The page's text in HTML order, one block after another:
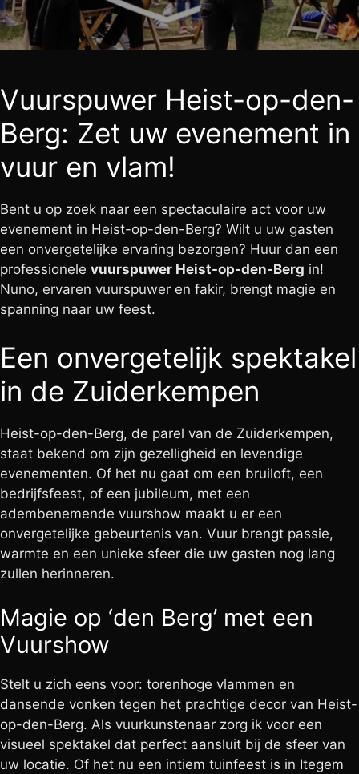
Vuurspuwer Heist-op-den-
Berg: Zet uw evenement in
vuur en vlam!
Bent u op zoek naar een spectaculaire act voor uw
evenement in Heist-op-den-Berg? Wilt u uw gasten
een onvergetelijke ervaring bezorgen? Huur dan een
professionele vuurspuwer Heist-op-den-Berg in!
Nuno, ervaren vuurspuwer en fakir, brengt magie en
spanning naar uw feest.
Een onvergetelijk spektakel
in de Zuiderkempen
Heist-op-den-Berg, de parel van de Zuiderkempen,
staat bekend om zijn gezelligheid en levendige
evenementen. Of het nu gaat om een bruiloft, een
bedrijfsfeest, of een jubileum, met een
adembenemende vuurshow maakt u er een
onvergetelijke gebeurtenis van. Vuur brengt passie,
warmte en een unieke sfeer die uw gasten nog lang
zullen herinneren.
Magie op ‘den Berg’ met een
Vuurshow
Stelt u zich eens voor: torenhoge vlammen en
dansende vonken tegen het prachtige decor van Heist-
op-den-Berg. Als vuurkunstenaar zorg ik voor een
visueel spektakel dat perfect aansluit bij de sfeer van
uw locatie. Of het nu een intiem tuinfeest is in Itegem